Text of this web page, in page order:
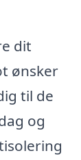
dit
ønsker
til de
og